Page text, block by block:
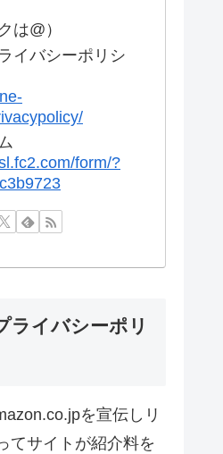
は@）
イバシーポリシ
form/?
ライバシーポリ
を宣伝しリ
てサイトが紹介料を